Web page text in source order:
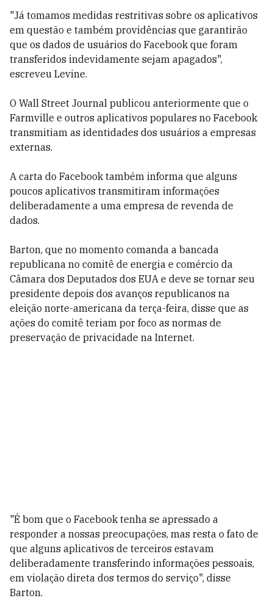
"Já tomamos medidas restritivas sobre os aplicativos
em questão e também providências que garantirão
que os dados de usuários do Facebook que foram
transferidos indevidamente sejam apagados",
escreveu Levine.
O Wall Street Journal publicou anteriormente que o
Farmville e outros aplicativos populares no Facebook
transmitiam as identidades dos usuários a empresas
externas.
A carta do Facebook também informa que alguns
poucos aplicativos transmitiram informações
deliberadamente a uma empresa de revenda de
dados.
Barton, que no momento comanda a bancada
republicana no comitê de energia e comércio da
Câmara dos Deputados dos EUA e deve se tornar seu
presidente depois dos avanços republicanos na
eleição norte-americana da terça-feira, disse que as
ações do comitê teriam por foco as normas de
preservação de privacidade na Internet.
"É bom que o Facebook tenha se apressado a
responder a nossas preocupações, mas resta o fato de
que alguns aplicativos de terceiros estavam
deliberadamente transferindo informações pessoais,
em violação direta dos termos do serviço", disse
Barton.